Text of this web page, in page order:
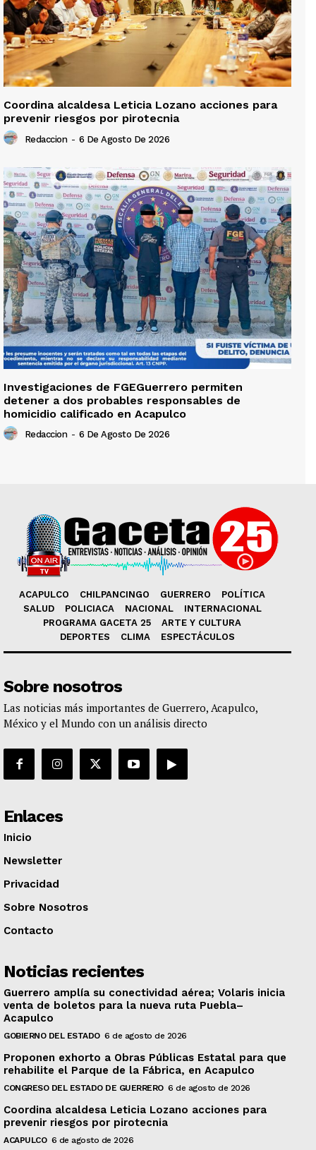
Coordina alcaldesa Leticia Lozano acciones para
prevenir riesgos por pirotecnia
Redaccion - 6 De Agosto De 2026
Investigaciones de FGEGuerrero permiten
detener a dos probables responsables de
homicidio calificado en Acapulco
Redaccion - 6 De Agosto De 2026
ACAPULCO CHILPANCINGO GUERRERO
POLÍTICA
SALUD
POLICIACA NACIONAL
INTERNACIONAL
PROGRAMA GACETA 25
ARTE Y CULTURA
DEPORTES
CLIMA ESPECTÁCULOS
Sobre nosotros
Las noticias más importantes de Guerrero, Acapulco,
México y el Mundo con un análisis directo
Enlaces
Inicio
Newsletter
Privacidad
Sobre Nosotros
Contacto
Noticias recientes
Guerrero amplía su conectividad aérea; Volaris inicia
venta de boletos para la nueva ruta Puebla–
Acapulco
GOBIERNO DEL ESTADO 6 de agosto de 2026
Proponen exhorto a Obras Públicas Estatal para que
rehabilite el Parque de la Fábrica, en Acapulco
CONGRESO DEL ESTADO DE GUERRERO 6 de agosto de 2026
Coordina alcaldesa Leticia Lozano acciones para
prevenir riesgos por pirotecnia
ACAPULCO 6 de agosto de 2026